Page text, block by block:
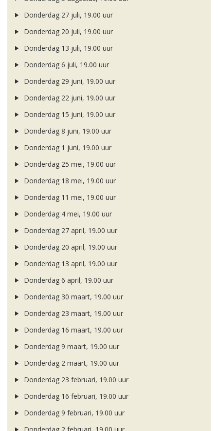
Donderdag 27 juli, 19.00 uur
Donderdag 20 juli, 19.00 uur
Donderdag 13 juli, 19.00 uur
Donderdag 6 juli, 19.00 uur
Donderdag 29 juni, 19.00 uur
Donderdag 22 juni, 19.00 uur
Donderdag 15 juni, 19.00 uur
Donderdag 8 juni, 19.00 uur
Donderdag 1 juni, 19.00 uur
Donderdag 25 mei, 19.00 uur
Donderdag 18 mei, 19.00 uur
Donderdag 11 mei, 19.00 uur
Donderdag 4 mei, 19.00 uur
Donderdag 27 april, 19.00 uur
Donderdag 20 april, 19.00 uur
Donderdag 13 april, 19.00 uur
Donderdag 6 april, 19.00 uur
Donderdag 30 maart, 19.00 uur
Donderdag 23 maart, 19.00 uur
Donderdag 16 maart, 19.00 uur
Donderdag 9 maart, 19.00 uur
Donderdag 2 maart, 19.00 uur
Donderdag 23 februari, 19.00 uur
Donderdag 16 februari, 19.00 uur
Donderdag 9 februari, 19.00 uur